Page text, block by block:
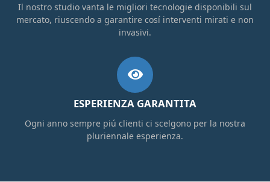
Il nostro studio vanta le migliori tecnologie disponibili sul
mercato, riuscendo a garantire cosí interventi mirati e non
invasivi.
ESPERIENZA GARANTITA
Ogni anno sempre piú clienti ci scelgono per la nostra
pluriennale esperienza.